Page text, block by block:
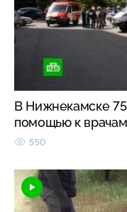
В Нижнекамске 75
помощью к
550